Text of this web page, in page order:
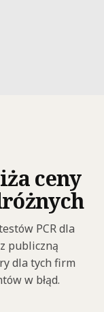
ceny
PCR dla
publiczną
dla tych firm
w błąd.